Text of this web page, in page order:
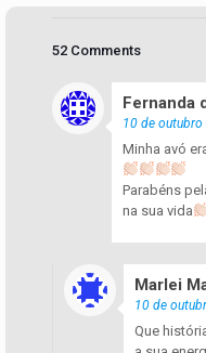
52 Comments
Fernanda
10 de
Minha avó
Parabéns
na sua vida
Marlei
10 de
Que